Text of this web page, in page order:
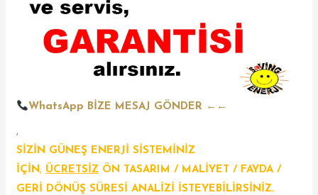
WhatsApp BİZE MESAJ GÖNDER ←←
,
SİZİN GÜNEŞ ENERJİ SİSTEMİNİZ
İÇİN, ÜCRETSİZ ÖN TASARIM / MALİYET / FAYDA /
GERİ DÖNÜŞ SÜRESİ ANALİZİ İSTEYEBİLİRSİNİZ.